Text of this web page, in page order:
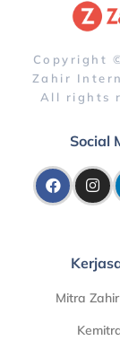
Copyright
Zahir
All rights
Social
Mitra